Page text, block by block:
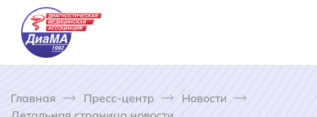
Главная Пресс-центр
Новости